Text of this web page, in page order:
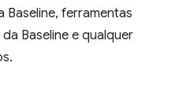
Baseline, ferramentas
Baseline e qualquer